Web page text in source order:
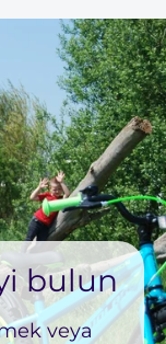
bulun
veya